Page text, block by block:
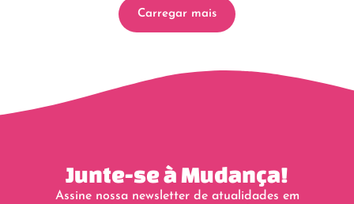
Carregar mais
Junte-se à Mudança!
Assine nossa newsletter de atualidades em